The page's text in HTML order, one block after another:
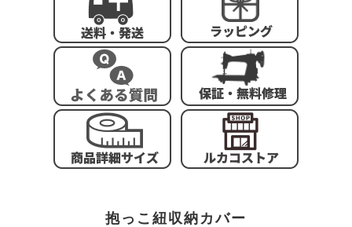
抱っこ紐収納カバー